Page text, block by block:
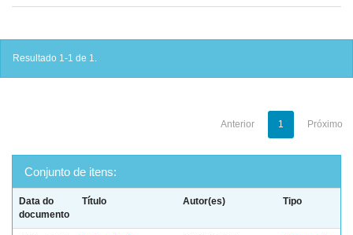
Resultado 1-1 de 1.
Anterior 1 Próximo
Conjunto de itens:
Data do
documento
Título Autor(es) Tipo